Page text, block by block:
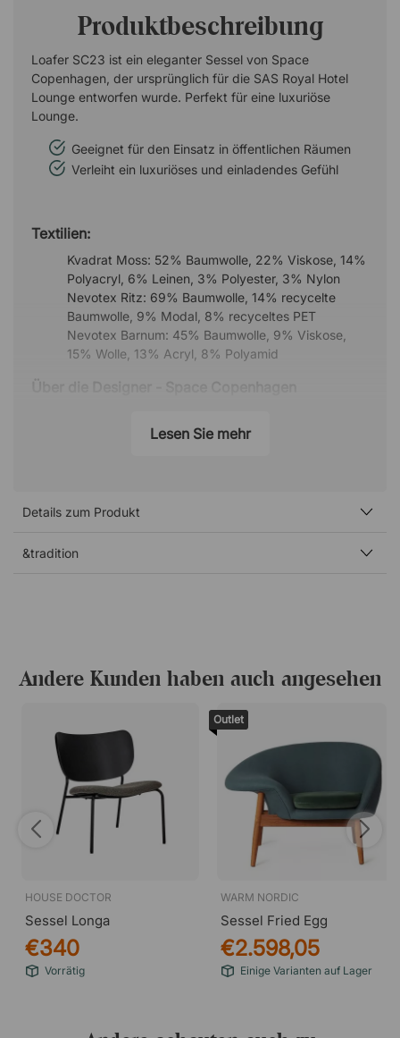
Produktbeschreibung
Loafer SC23 ist ein eleganter Sessel von Space
Copenhagen, der ursprünglich für die SAS Royal Hotel
Lounge entworfen wurde. Perfekt für eine luxuriöse
Lounge.
Geeignet für den Einsatz in öffentlichen Räumen
Verleiht ein luxuriöses und einladendes Gefühl
Textilien:
Kvadrat Moss: 52% Baumwolle, 22% Viskose, 14%
Polyacryl, 6% Leinen, 3% Polyester, 3% Nylon
Nevotex Ritz: 69% Baumwolle, 14% recycelte
Baumwolle, 9% Modal, 8% recyceltes PET
Nevotex Barnum: 45% Baumwolle, 9% Viskose,
15% Wolle, 13% Acryl, 8% Polyamid
Signe Bindslev Henriksen und Peter Bundgaard Rützou
Möbeln, Beleuchtung und Designobjekten. Ihre
aus, Gegensätze wie klassisch und modern, industriell
Lesen Sie mehr
Details zum Produkt
&tradition
Andere Kunden haben auch angesehen
HOUSE DOCTOR
Sessel Longa
€340
Vorrätig
Outlet
WARM NORDIC
Sessel Fried Egg
€2.598,05
Einige Varianten auf Lager